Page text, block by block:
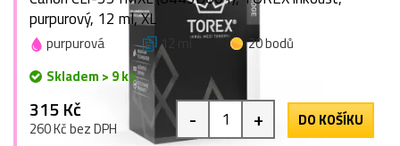
purpurový, 12 ml, XL
purpurová 12 ml
20 bodů
Skladem > 9 ks
315 Kč
260 Kč bez DPH - + DO KOŠÍKU